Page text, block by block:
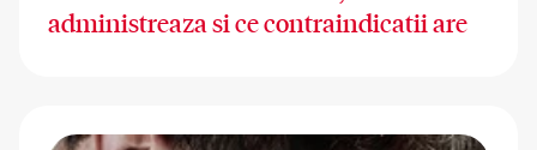
administreaza si ce contraindicatii are